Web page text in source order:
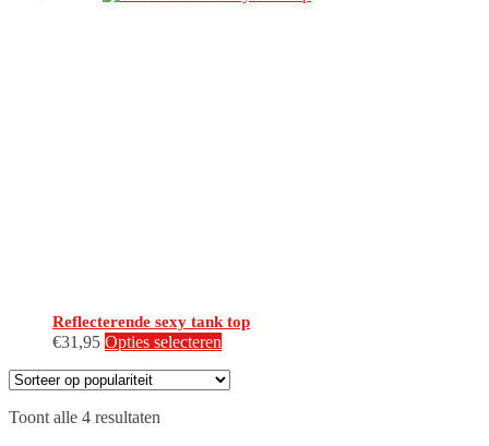
Reflecterende sexy tank top
€31,95 Opties selecteren
heeft
Toont alle 4 resultaten